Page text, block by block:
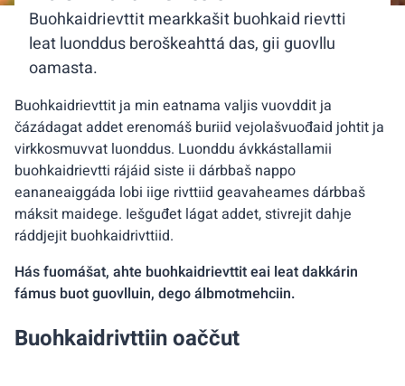
Buohkaidrievttit mearkkašit buohkaid rievtti
leat luonddus beroškeahttá das, gii guovllu
oamasta.
Buohkaidrievttit ja min eatnama valjis vuovddit ja
čázádagat addet erenomáš buriid vejolašvuođaid johtit ja
virkkosmuvvat luonddus. Luonddu ávkkástallamii
buohkaidrievtti rájáid siste ii dárbbaš nappo
eananeaiggáda lobi iige rivttiid geavaheames dárbbaš
máksit maidege. Iešguđet lágat addet, stivrejit dahje
ráddjejit buohkaidrivttiid.
Hás fuomášat, ahte buohkaidrievttit eai leat dakkárin
fámus buot guovlluin, dego álbmotmehciin.
Buohkaidrivttiin oaččut